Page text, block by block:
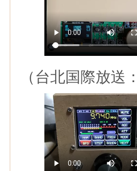
（台北国際放送